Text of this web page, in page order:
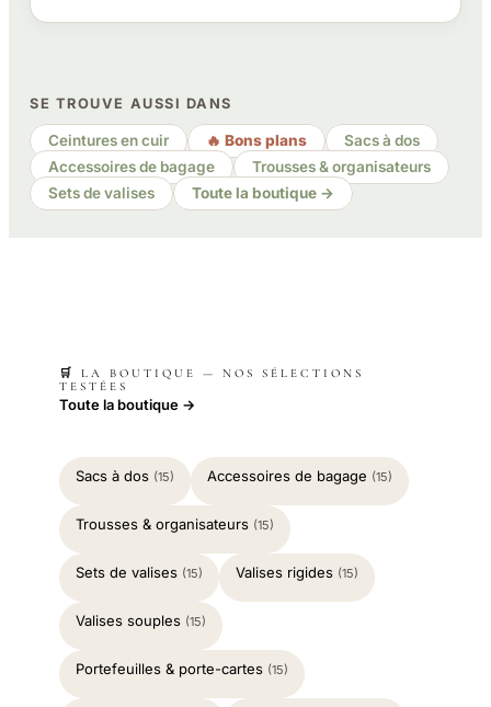
SE TROUVE AUSSI DANS
Ceintures en cuir 🔥 Bons plans
Sacs à dos
Accessoires de bagage
Trousses & organisateurs
Sets de valises
Toute la boutique →
🛒 LA BOUTIQUE — NOS SÉLECTIONS
TESTÉES
Toute la boutique →
Sacs à dos (15) Accessoires de bagage (15)
Trousses & organisateurs (15)
Sets de valises (15) Valises rigides (15)
Valises souples (15)
Portefeuilles & porte-cartes (15)